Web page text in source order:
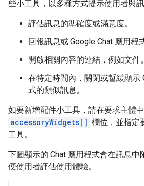
些小工具，以多種方式提示使用者與
評估訊息的準確度或滿意度。
回報訊息或 Google Chat 應用程
開啟相關內容的連結，例如文件。
在特定時間內，關閉或暫緩顯示
式的類似訊息。
如要新增配件小工具，請在要求主體
accessoryWidgets[] 欄位，並指定
工具。
下圖顯示的 Chat 應用程式會在訊息中
便使用者評估使用體驗。